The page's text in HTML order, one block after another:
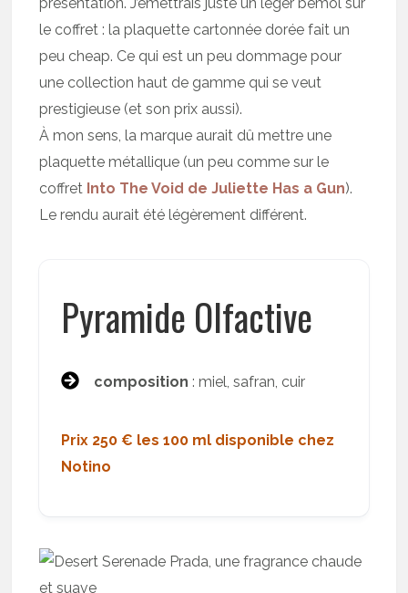
le coffret : la plaquette cartonnée dorée fait un
peu cheap. Ce qui est un peu dommage pour
une collection haut de gamme qui se veut
prestigieuse (et son prix aussi).
À mon sens, la marque aurait dû mettre une
plaquette métallique (un peu comme sur le
coffret Into The Void de Juliette Has a Gun).
Le rendu aurait été légèrement différent.
Pyramide Olfactive
composition : miel, safran, cuir
Prix 250 € les 100 ml disponible chez
Notino